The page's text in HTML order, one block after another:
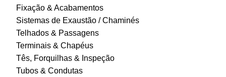
Fixação & Acabamentos
Sistemas de Exaustão / Chaminés
Telhados & Passagens
Terminais & Chapéus
Tês, Forquilhas & Inspeção
Tubos & Condutas